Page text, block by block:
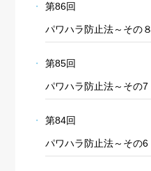
第86回
パワハラ防止法～その８
第85回
パワハラ防止法～その7
第84回
パワハラ防止法～その6